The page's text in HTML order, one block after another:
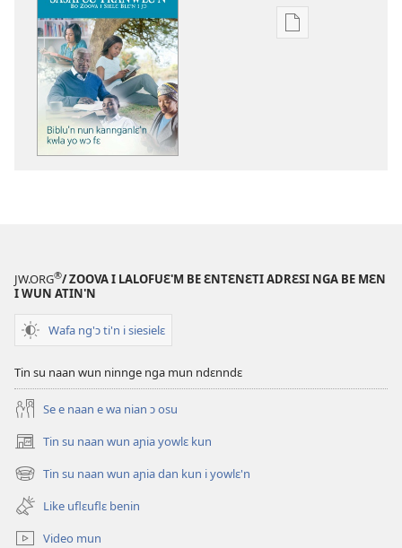
Nga
SASAFUƐ
JW.ORG®/ ZOOVA I LALOFUƐ'M BE ƐNTƐNƐTI ADRƐSI NGA BE MƐN
I WUN ATIN'N
Wafa ng'ɔ ti'n i siesielɛ
Tin su naan wun ninnge nga mun ndɛnndɛ
Se e naan e wa nian ɔ osu
Tin su naan wun aɲia yowlɛ kun
(opens
new
window)
Tin su naan wun aɲia dan kun i yowlɛ'n
(opens
new
window)
Like uflɛuflɛ benin
Video mun